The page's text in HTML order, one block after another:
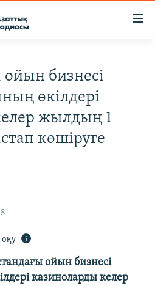
ойын бизнесі
өкілдері
жылдың 1
көшіруге
оқу
ойын бизнесі
казиноларды келер